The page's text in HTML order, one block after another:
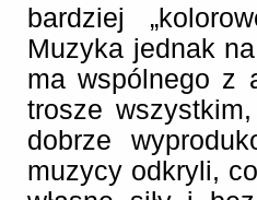
bardziej
Muzyka jednak
ma wspólnego z
trosze
dobrze
muzycy odkryli,